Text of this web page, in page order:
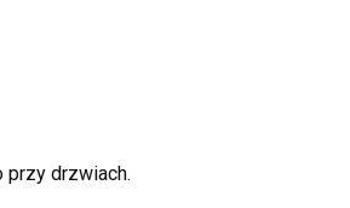
przy drzwiach.